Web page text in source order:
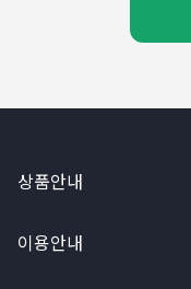
상품안내
이용안내